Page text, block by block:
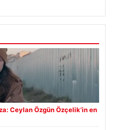
Ceylan Özgün Özçelik’in en